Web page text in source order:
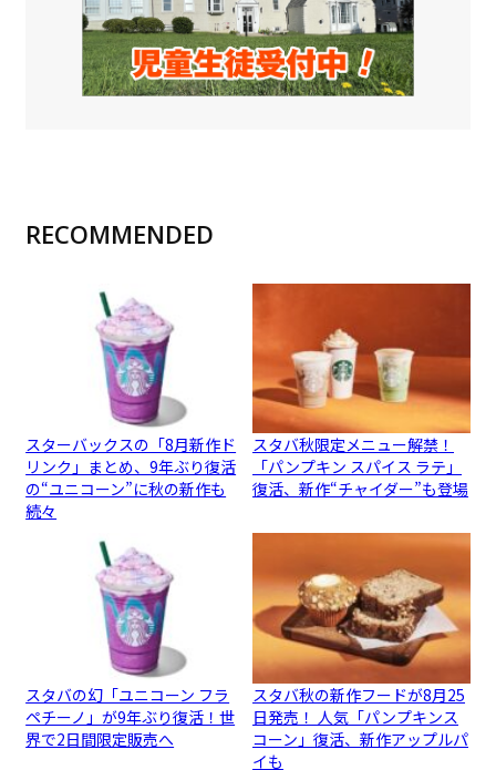
RECOMMENDED
スターバックスの「8月新作ド
リンク」まとめ、9年ぶり復活
の“ユニコーン”に秋の新作も
続々
スタバ秋限定メニュー解禁！
「パンプキン スパイス ラテ」
復活、新作“チャイダー”も登場
スタバの幻「ユニコーン フラ
ペチーノ」が9年ぶり復活！世
界で2日間限定販売へ
スタバ秋の新作フードが8月25
日発売！ 人気「パンプキンス
コーン」復活、新作アップルパ
イも